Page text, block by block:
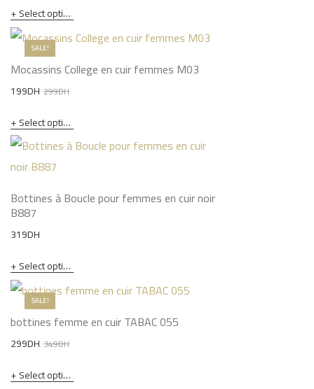
Select options
SALE!
Mocassins College en cuir femmes M03
299DHOriginal
was:
299DH.
199DH
Current
is:
199DH.
Select options
Bottines à Boucle pour femmes en cuir noir
B887
319DH
Select options
SALE!
bottines femme en cuir TABAC 055
349DHOriginal
was:
299DH
Current
is:
Select options